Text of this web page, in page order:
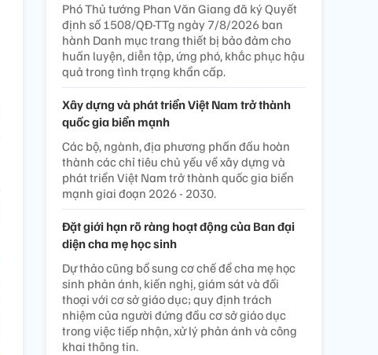
Phó Thủ tướng Phan Văn Giang đã ký Quyết
định số 1508/QĐ-TTg ngày 7/8/2026 ban
hành Danh mục trang thiết bị bảo đảm cho
huấn luyện, diễn tập, ứng phó, khắc phục hậu
quả trong tình trạng khẩn cấp.
Xây dựng và phát triển Việt Nam trở thành
quốc gia biển mạnh
Các bộ, ngành, địa phương phấn đấu hoàn
thành các chỉ tiêu chủ yếu về xây dựng và
phát triển Việt Nam trở thành quốc gia biển
mạnh giai đoạn 2026 - 2030.
Đặt giới hạn rõ ràng hoạt động của Ban đại
diện cha mẹ học sinh
Dự thảo cũng bổ sung cơ chế để cha mẹ học
sinh phản ánh, kiến nghị, giám sát và đối
thoại với cơ sở giáo dục; quy định trách
nhiệm của người đứng đầu cơ sở giáo dục
trong việc tiếp nhận, xử lý phản ánh và công
khai thông tin.